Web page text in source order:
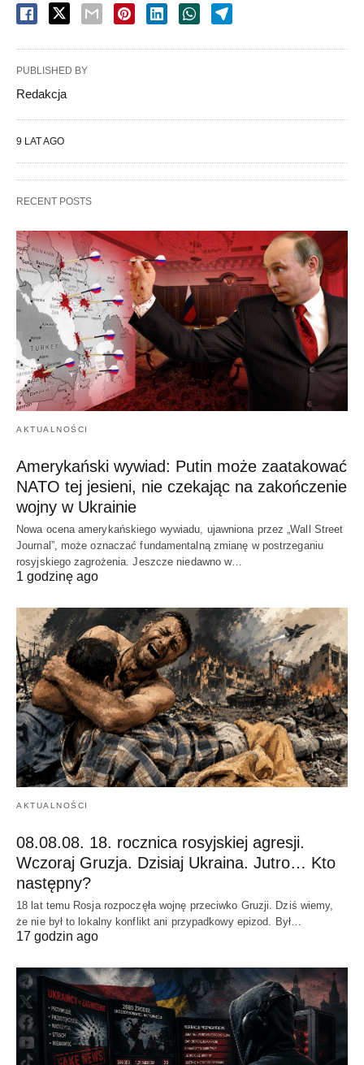
PUBLISHED BY
Redakcja
9 LAT AGO
RECENT POSTS
AKTUALNOŚCI
Amerykański wywiad: Putin może zaatakować
NATO tej jesieni, nie czekając na zakończenie
wojny w Ukrainie
Nowa ocena amerykańskiego wywiadu, ujawniona przez „Wall Street
Journal”, może oznaczać fundamentalną zmianę w postrzeganiu
rosyjskiego zagrożenia. Jeszcze niedawno w…
1 godzinę ago
AKTUALNOŚCI
08.08.08. 18. rocznica rosyjskiej agresji.
Wczoraj Gruzja. Dzisiaj Ukraina. Jutro… Kto
następny?
18 lat temu Rosja rozpoczęła wojnę przeciwko Gruzji. Dziś wiemy,
że nie był to lokalny konflikt ani przypadkowy epizod. Był…
17 godzin ago